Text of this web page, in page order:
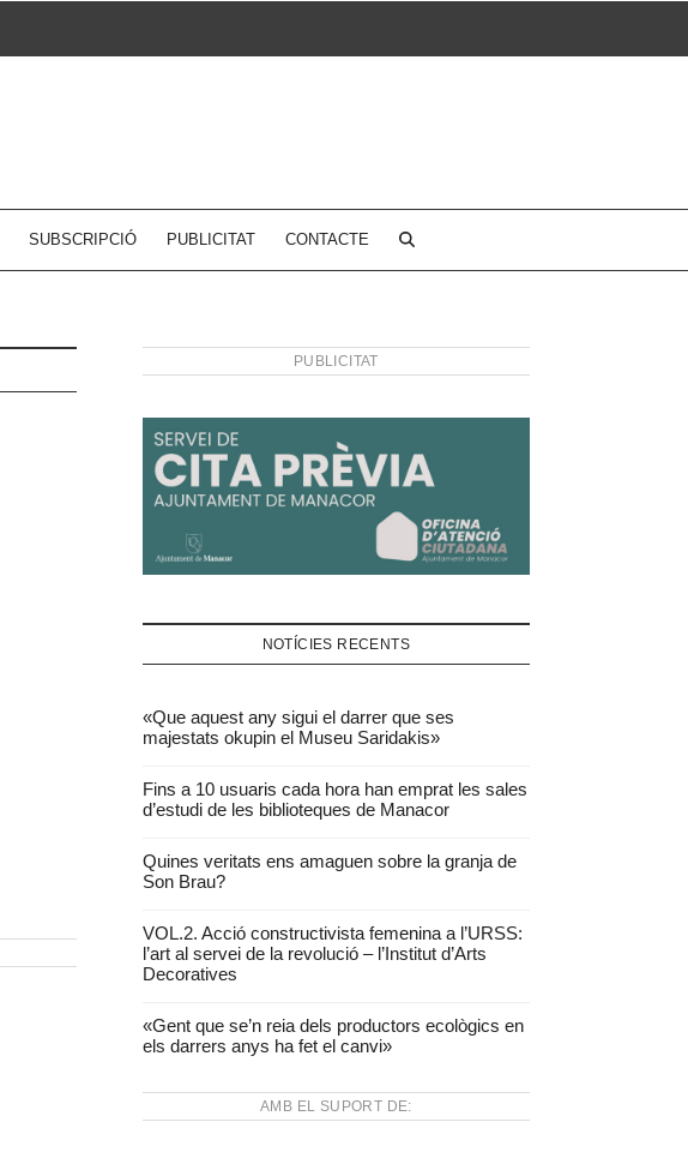
SUBSCRIPCIÓ PUBLICITAT CONTACTE
PUBLICITAT
NOTÍCIES RECENTS
«Que aquest any sigui el darrer que ses
majestats okupin el Museu Saridakis»
Fins a 10 usuaris cada hora han emprat les sales
d’estudi de les biblioteques de Manacor
Quines veritats ens amaguen sobre la granja de
Son Brau?
VOL.2. Acció constructivista femenina a l’URSS:
l’art al servei de la revolució – l’Institut d’Arts
Decoratives
«Gent que se’n reia dels productors ecològics en
els darrers anys ha fet el canvi»
AMB EL SUPORT DE: